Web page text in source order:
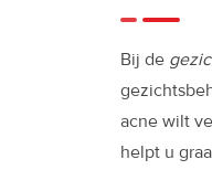
Bij de
acne wilt
helpt u